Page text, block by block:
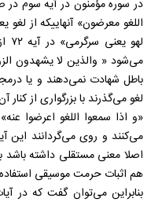
در سوره مؤمنون در آيه سوم
اللغو معرضون» آنهاييكه از
باطل شهادت نمی‌دهند و يا
لغو می‌گذرند با بزرگواری از كنار
«و اذا سمعوا اللغو اعرضوا
می‌كنند و روی می‌گردانند اين
اصلا معنی مستقلی داشته
هم اثبات حرمت موسيقی
بنابراين می‌توان گفت كه در